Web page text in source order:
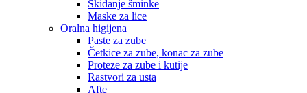
Skidanje šminke
Maske za lice
Oralna higijena
Paste za zube
Četkice za zube, konac za zube
Proteze za zube i kutije
Rastvori za usta
Afte